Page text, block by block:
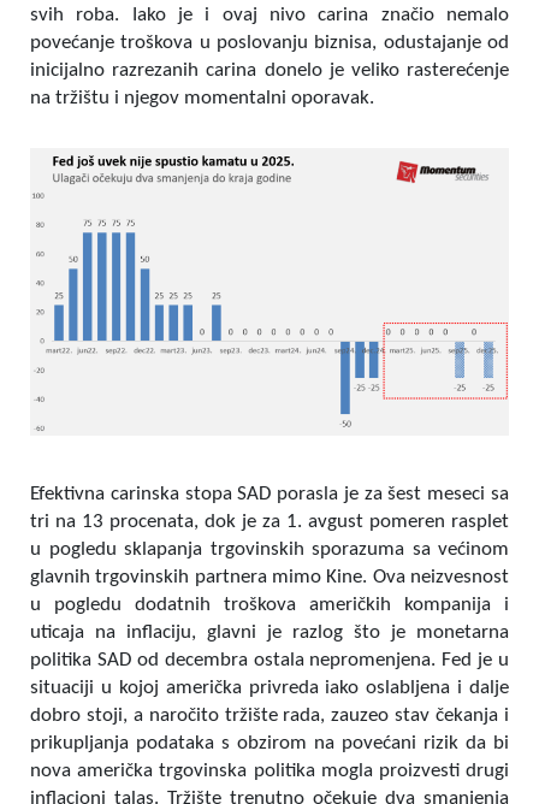
svih roba. Iako je i ovaj nivo carina značio nemalo
povećanje troškova u poslovanju biznisa, odustajanje od
inicijalno razrezanih carina donelo je veliko rasterećenje
na tržištu i njegov momentalni oporavak.
Efektivna carinska stopa SAD porasla je za šest meseci sa
tri na 13 procenata, dok je za 1. avgust pomeren rasplet
u pogledu sklapanja trgovinskih sporazuma sa većinom
glavnih trgovinskih partnera mimo Kine. Ova neizvesnost
u pogledu dodatnih troškova američkih kompanija i
uticaja na inflaciju, glavni je razlog što je monetarna
politika SAD od decembra ostala nepromenjena. Fed je u
situaciji u kojoj američka privreda iako oslabljena i dalje
dobro stoji, a naročito tržište rada, zauzeo stav čekanja i
prikupljanja podataka s obzirom na povećani rizik da bi
nova američka trgovinska politika mogla proizvesti drugi
inflacioni talas. Tržište trenutno očekuje dva smanjenja